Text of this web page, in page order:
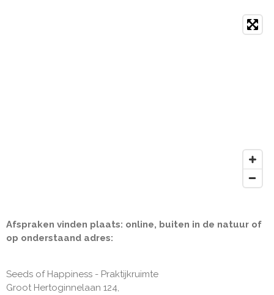
Afspraken vinden plaats: online, buiten in de natuur of
op onderstaand adres:
Seeds of Happiness - Praktijkruimte
Groot Hertoginnelaan 124,